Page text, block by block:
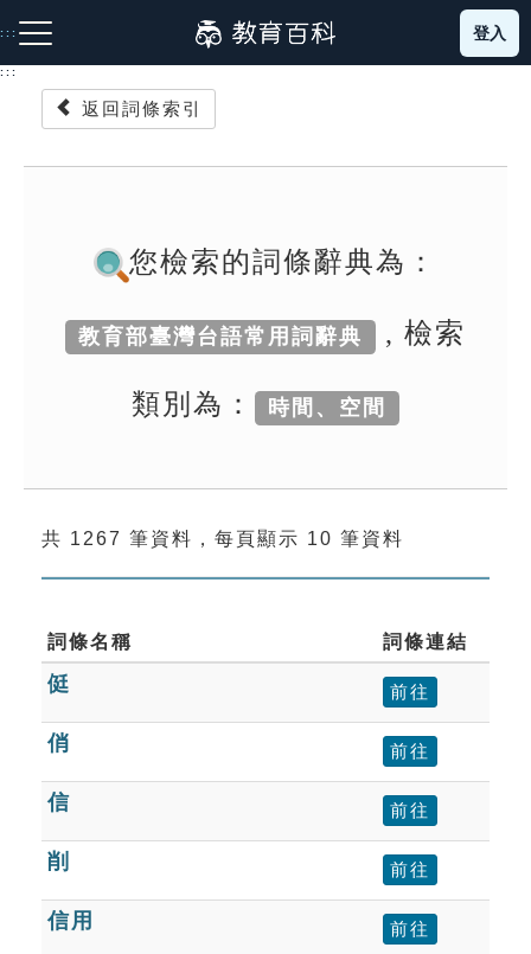
到
主
:::
生字詞彙表
成語故事
索引選單
單字索引
生命大百科索引
遊戲專區
教學應用
貓頭鷹博士
登入
:::
返回詞條索引
您檢索的詞條辭典為：
教育部臺灣台語常用詞辭典 , 檢索
類別為： 時間、空間
共 1267 筆資料，每頁顯示 10 筆資料
詞條名稱 詞條連結
侹 前往
俏 前往
信 前往
削 前往
信用 前往